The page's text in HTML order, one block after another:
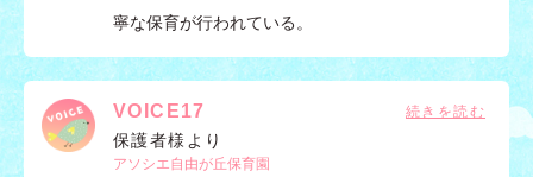
寧な保育が行われている。
VOICE17
保護者様より
アソシエ自由が丘保育園